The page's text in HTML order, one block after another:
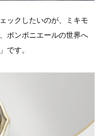
ックしたいのが、ミキモ
ボンボニエールの世界へ
です。